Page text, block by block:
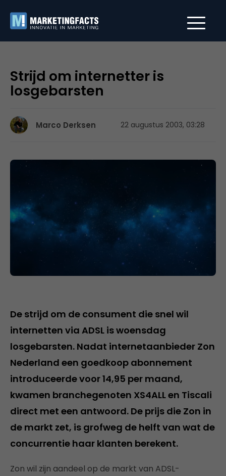
Strijd om internetter is
losgebarsten
Marco Derksen 22 augustus 2003, 03:28
De strijd om de consument die snel wil
internetten via ADSL is woensdag
losgebarsten. Nadat internetaanbieder Zon
Nederland een goedkoop abonnement
introduceerde voor 14,95 per maand,
kwamen branchegenoten XS4ALL en Tiscali
direct met een antwoord. De prijs die Zon in
de markt zet, is grofweg de helft van wat de
concurrentie haar klanten berekent.
Zon wil zijn aandeel op de markt van ADSL-